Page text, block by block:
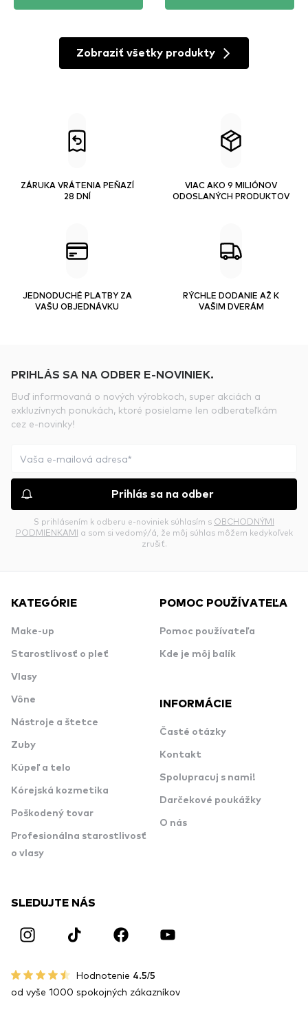
Zobraziť všetky produkty
ZÁRUKA VRÁTENIA PEŇAZÍ
28 DNÍ
VIAC AKO 9 MILIÓNOV
ODOSLANÝCH PRODUKTOV
JEDNODUCHÉ PLATBY ZA
VAŠU OBJEDNÁVKU
RÝCHLE DODANIE AŽ K
VAŠIM DVERÁM
PRIHLÁS SA NA ODBER E-NOVINIEK.
Buď informovaná o nových výrobkoch, super akciách a
exkluzívnych ponukách, ktoré posielame len odberateľkám
cez e-novinky!
Prihlás sa na odber
S prihlásením k odberu e-noviniek súhlasím s OBCHODNÝMI
PODMIENKAMI a som si vedomý/á, že môj súhlas môžem kedykoľvek
zrušiť.
KATEGÓRIE
Make-up
Starostlivosť o pleť
Vlasy
Vône
Nástroje a štetce
Zuby
Kúpeľ a telo
Kórejská kozmetika
Poškodený tovar
Profesionálna starostlivosť
o vlasy
POMOC POUŽÍVATEĽA
Pomoc používateľa
Kde je môj balík
INFORMÁCIE
Časté otázky
Kontakt
Spolupracuj s nami!
Darčekové poukážky
O nás
SLEDUJTE NÁS
Hodnotenie 4.5/5
od vyše 1000 spokojných zákazníkov